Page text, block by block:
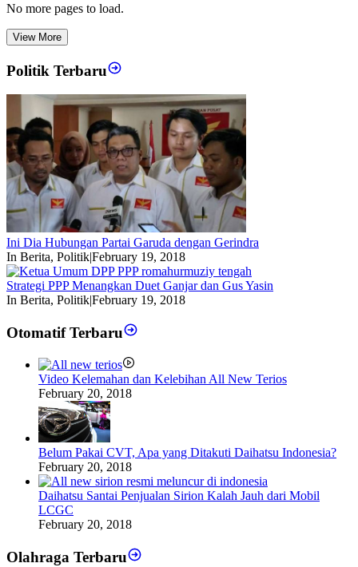
No more pages to load.
View More
Politik Terbaru
Ini Dia Hubungan Partai Garuda dengan Gerindra
In Berita, Politik|February 19, 2018
Strategi PPP Menangkan Duet Ganjar dan Gus Yasin
In Berita, Politik|February 19, 2018
Otomatif Terbaru
Video Kelemahan dan Kelebihan All New Terios
February 20, 2018
Belum Pakai CVT, Apa yang Ditakuti Daihatsu Indonesia?
February 20, 2018
Daihatsu Santai Penjualan Sirion Kalah Jauh dari Mobil
LCGC
February 20, 2018
Olahraga Terbaru